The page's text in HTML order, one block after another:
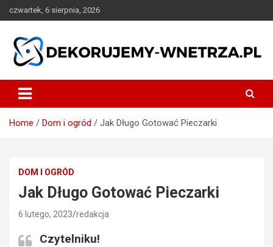
to
czwartek, 6 sierpnia, 2026
dekorujemy-wnetrza.pl
Home Dom i ogród Jak Długo Gotować Pieczarki
DOM I OGRÓD
Jak Długo Gotować Pieczarki
6 lutego, 2023 redakcja
Czytelniku!